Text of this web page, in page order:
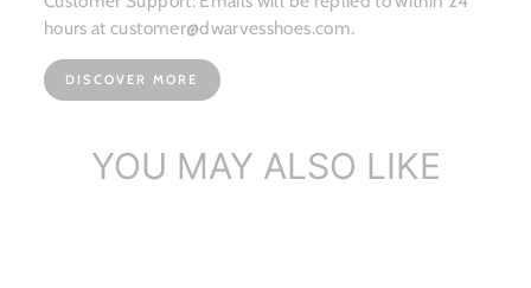
hours at customer@dwarvesshoes.com.
DISCOVER MORE
YOU MAY ALSO LIKE